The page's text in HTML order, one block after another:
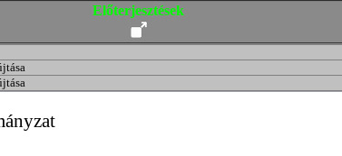
Előterjesztések